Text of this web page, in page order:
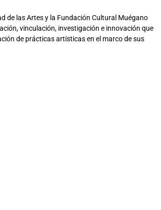
de las Artes y la Fundación Cultural Muégano
vinculación, investigación e innovación que
de prácticas artísticas en el marco de sus